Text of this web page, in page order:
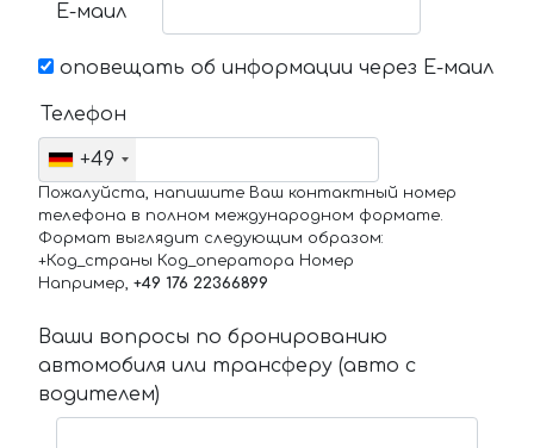
Е-маил
оповещать об информации через Е-маил
Телефон
+49
Пожалуйста, напишите Ваш контактный номер
телефона в полном международном формате.
Формат выглядит следующим образом:
+Код_страны Код_оператора Номер
Например, +49 176 22366899
Ваши вопросы по бронированию
автомобиля или трансферу (авто с
водителем)